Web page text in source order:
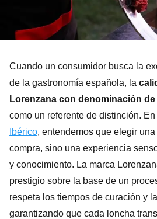
Cuando un consumidor busca la
de la gastronomía española, la
Lorenzana con denominación
como un referente de distinción. En
Ibérico, entendemos que elegir
compra, sino una experiencia
y conocimiento. La marca
prestigio sobre la base de un
respeta los tiempos de curación y
garantizando que cada loncha